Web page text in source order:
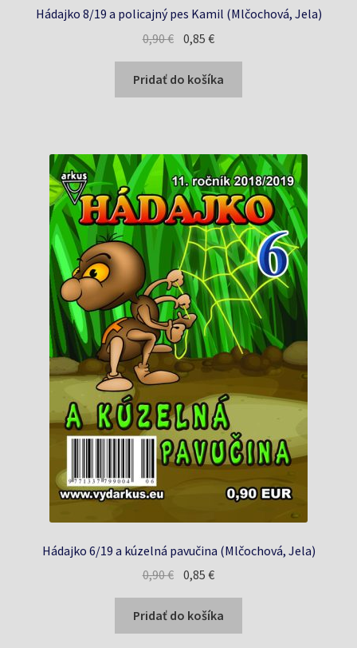
Hádajko 8/19 a policajný pes Kamil (Mlčochová, Jela)
0,90€ Pôvodná
bola:
0,90 €.
0,85€Aktuálna
je:
0,85 €.
Pridať do košíka
Hádajko 6/19 a kúzelná pavučina (Mlčochová, Jela)
0,90€ Pôvodná
cena
bola:
0,90 €.
0,85€Aktuálna
cena
je:
0,85 €.
Pridať do košíka